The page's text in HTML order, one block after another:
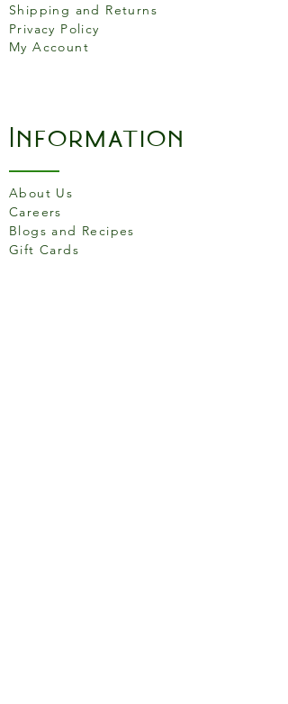
Shipping and Returns
Privacy Policy
My Account
Information
About Us
Careers
Blogs and Recipes
Gift Cards